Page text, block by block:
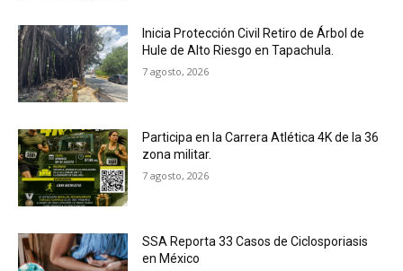
Inicia Protección Civil Retiro de Árbol de
Hule de Alto Riesgo en Tapachula.
7 agosto, 2026
Participa en la Carrera Atlética 4K de la 36
zona militar.
7 agosto, 2026
SSA Reporta 33 Casos de Ciclosporiasis
en México